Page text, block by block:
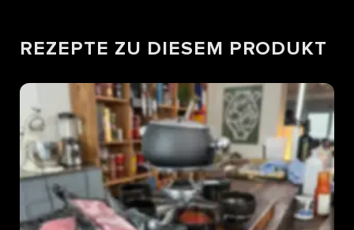
REZEPTE ZU DIESEM PRODUKT